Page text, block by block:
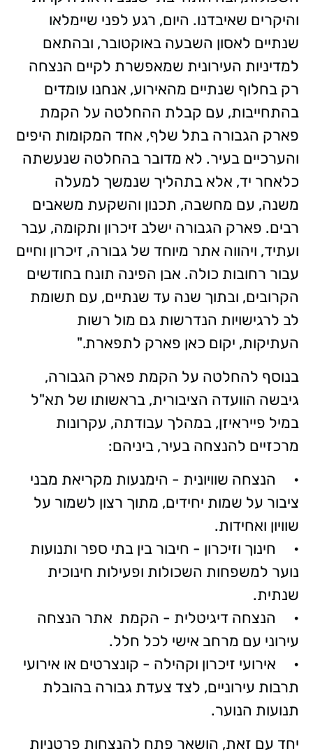
והיקרים שאיבדנו. היום, רגע לפני שיימלאו
שנתיים לאסון השבעה באוקטובר, ובהתאם
למדיניות העירונית שמאפשרת לקיים הנצחה
רק בחלוף שנתיים מהאירוע, אנחנו עומדים
בהתחייבות, עם קבלת ההחלטה על הקמת
פארק הגבורה בתל שלף, אחד המקומות היפים
והערכיים בעיר. לא מדובר בהחלטה שנעשתה
כלאחר יד, אלא בתהליך שנמשך למעלה
משנה, עם מחשבה, תכנון והשקעת משאבים
רבים. פארק הגבורה ישלב זיכרון ותקומה, עבר
ועתיד, ויהווה אתר מיוחד של גבורה, זיכרון וחיים
עבור רחובות כולה. אבן הפינה תונח בחודשים
הקרובים, ובתוך שנה עד שנתיים, עם תשומת
לב לרגישויות הנדרשות גם מול רשות
העתיקות, יקום כאן פארק לתפארת."
בנוסף להחלטה על הקמת פארק הגבורה,
גיבשה הוועדה הציבורית, בראשותו של תא"ל
במיל פייראיזן, במהלך עבודתה, עקרונות
מרכזיים להנצחה בעיר, ביניהם:
• הנצחה שוויונית - הימנעות מקריאת מבני
ציבור על שמות יחידים, מתוך רצון לשמור על
שוויון ואחידות.
• חינוך וזיכרון - חיבור בין בתי ספר ותנועות
נוער למשפחות השכולות ופעילות חינוכית
שנתית.
• הנצחה דיגיטלית - הקמת אתר הנצחה
עירוני עם מרחב אישי לכל חלל.
• אירועי זיכרון וקהילה - קונצרטים או אירועי
תרבות עירוניים, לצד צעדת גבורה בהובלת
תנועות הנוער.
יחד עם זאת, הושאר פתח להנצחות פרטניות